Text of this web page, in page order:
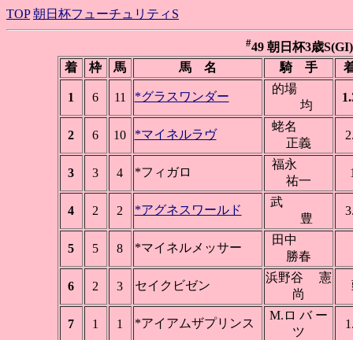
TOP 朝日杯フューチュリティS
#49 朝日杯3歳
着
枠 馬 馬 名 騎 手
1 6 11 *グラスワンダー
的場
均
2 6 10 *マイネルラヴ
蛯名
正義
3 3 4 *フィガロ
福永
祐一
4 2 2 *アグネスワールド
武
豊
5 5 8 *マイネルメッサー
田中
勝春
6 2 3 セイクビゼン
浜野谷 憲
尚
7 1 1 *アイアムザプリンス
M.ロ バ ー
ツ